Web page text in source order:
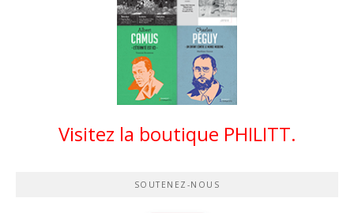
Visitez la boutique PHILITT.
SOUTENEZ-NOUS